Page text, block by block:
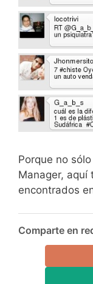
Porque no
Manager, aquí
encontrados
Comparte en